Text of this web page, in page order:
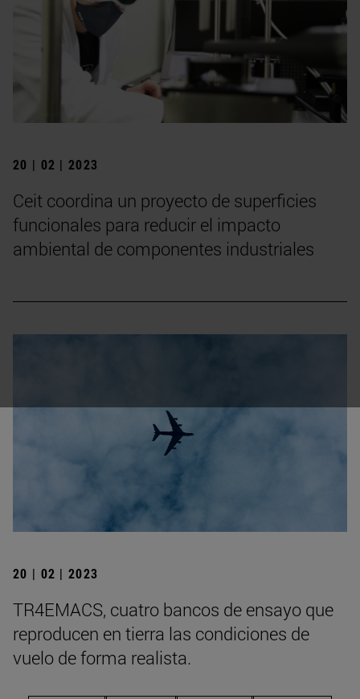
20 | 02 | 2023
Ceit coordina un proyecto de superficies
funcionales para reducir el impacto
ambiental de componentes industriales
20 | 02 | 2023
TR4EMACS, cuatro bancos de ensayo que
reproducen en tierra las condiciones de
vuelo de forma realista.